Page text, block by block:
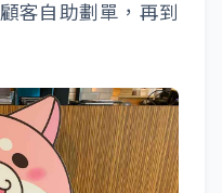
客自助劃單，再到